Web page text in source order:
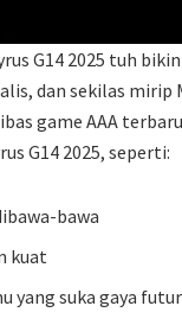
G14 2025 tuh
dan sekilas mirip
game AAA
G14 2025, seperti:
bawa
kuat
yang suka gaya